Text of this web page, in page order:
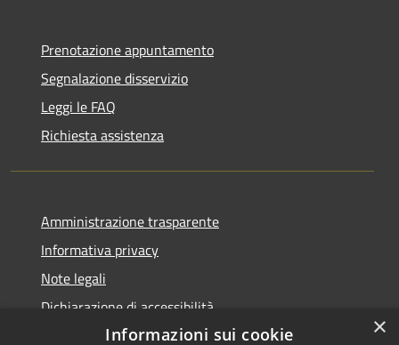
Prenotazione appuntamento
Segnalazione disservizio
Leggi le FAQ
Richiesta assistenza
Amministrazione trasparente
Informativa privacy
Note legali
Dichiarazione di accessibilità
×
Informazioni sui cookie